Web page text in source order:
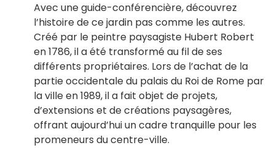
Avec une guide-conférencière, découvrez
l’histoire de ce jardin pas comme les autres.
Créé par le peintre paysagiste Hubert Robert
en 1786, il a été transformé au fil de ses
différents propriétaires. Lors de l’achat de la
partie occidentale du palais du Roi de Rome par
la ville en 1989, il a fait objet de projets,
d’extensions et de créations paysagères,
offrant aujourd’hui un cadre tranquille pour les
promeneurs du centre-ville.